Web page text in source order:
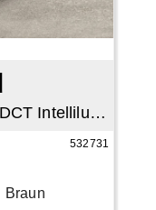
GS 1.2 Turbo Hybrid 48V eDCT Intellilux
532731
Braun